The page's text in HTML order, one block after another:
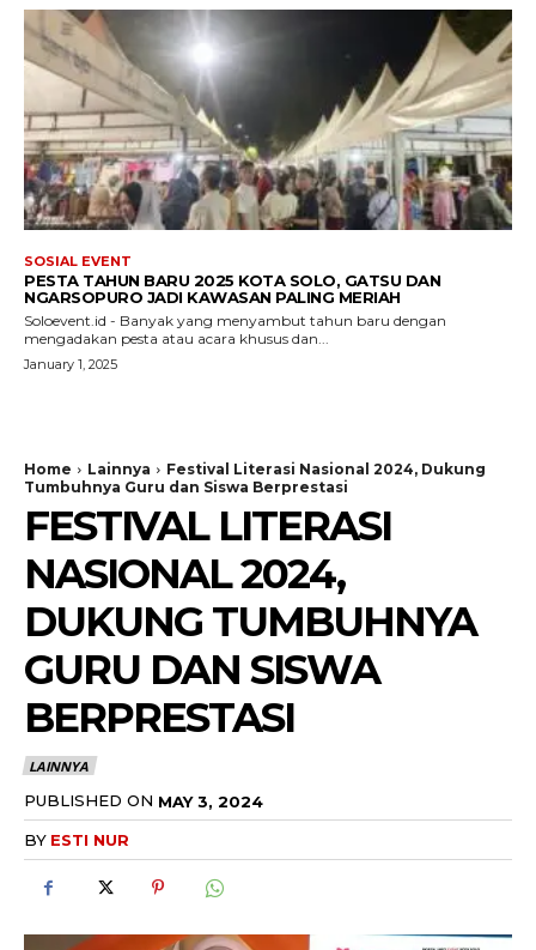
SOSIAL EVENT
PESTA TAHUN BARU 2025 KOTA SOLO, GATSU DAN
NGARSOPURO JADI KAWASAN PALING MERIAH
Soloevent.id - Banyak yang menyambut tahun baru dengan
mengadakan pesta atau acara khusus dan...
January 1, 2025